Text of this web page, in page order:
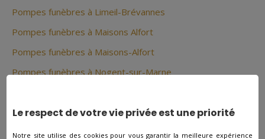
Pompes funèbres à Limeil-Brévannes
Pompes funèbres à Maisons Alfort
Pompes funèbres à Maisons-Alfort
Pompes funèbres à Nogent-sur-Marne
Pompes funèbres à Orly
Pompes funèbres à Ormesson-sur-Marne
Le respect de votre vie privée est une priorité
Notre site utilise des cookies pour vous garantir la meilleure expérience